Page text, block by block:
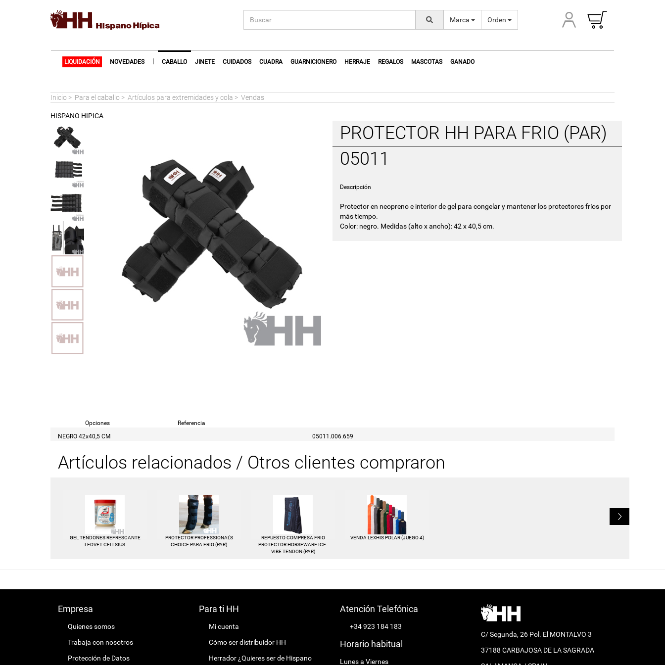
Marca Orden
LIQUIDACIÓN NOVEDADES | CABALLO JINETE CUIDADOS CUADRA GUARNICIONERO HERRAJE REGALOS MASCOTAS GANADO
Inicio > Para el caballo > Artículos para extremidades y cola > Vendas
HISPANO HIPICA
PROTECTOR HH PARA FRIO (PAR)
05011
Descripción
Protector en neopreno e interior de gel para congelar y mantener los protectores fríos por
más tiempo.
Color: negro. Medidas (alto x ancho): 42 x 40,5 cm.
Opciones
Referencia
NEGRO 42x40,5 CM
05011.006.659
Artículos relacionados / Otros clientes compraron
GEL TENDONES REFRESCANTE
LEOVET CELLSIUS
PROTECTOR PROFESSIONAL'S
CHOICE PARA FRIO (PAR)
REPUESTO COMPRESA FRIO
PROTECTOR HORSEWARE ICE-
VIBE TENDON (PAR)
VENDA LEXHIS POLAR (JUEGO 4)
L
Empresa
Quienes somos
Trabaja con nosotros
Protección de Datos
Para ti HH
Mi cuenta
Cómo ser distribuidor HH
Herrador ¿Quieres ser de Hispano
Atención Telefónica
+34 923 184 183
Horario habitual
Lunes a Viernes
C/ Segunda, 26 Pol. El MONTALVO 3
37188 CARBAJOSA DE LA SAGRADA